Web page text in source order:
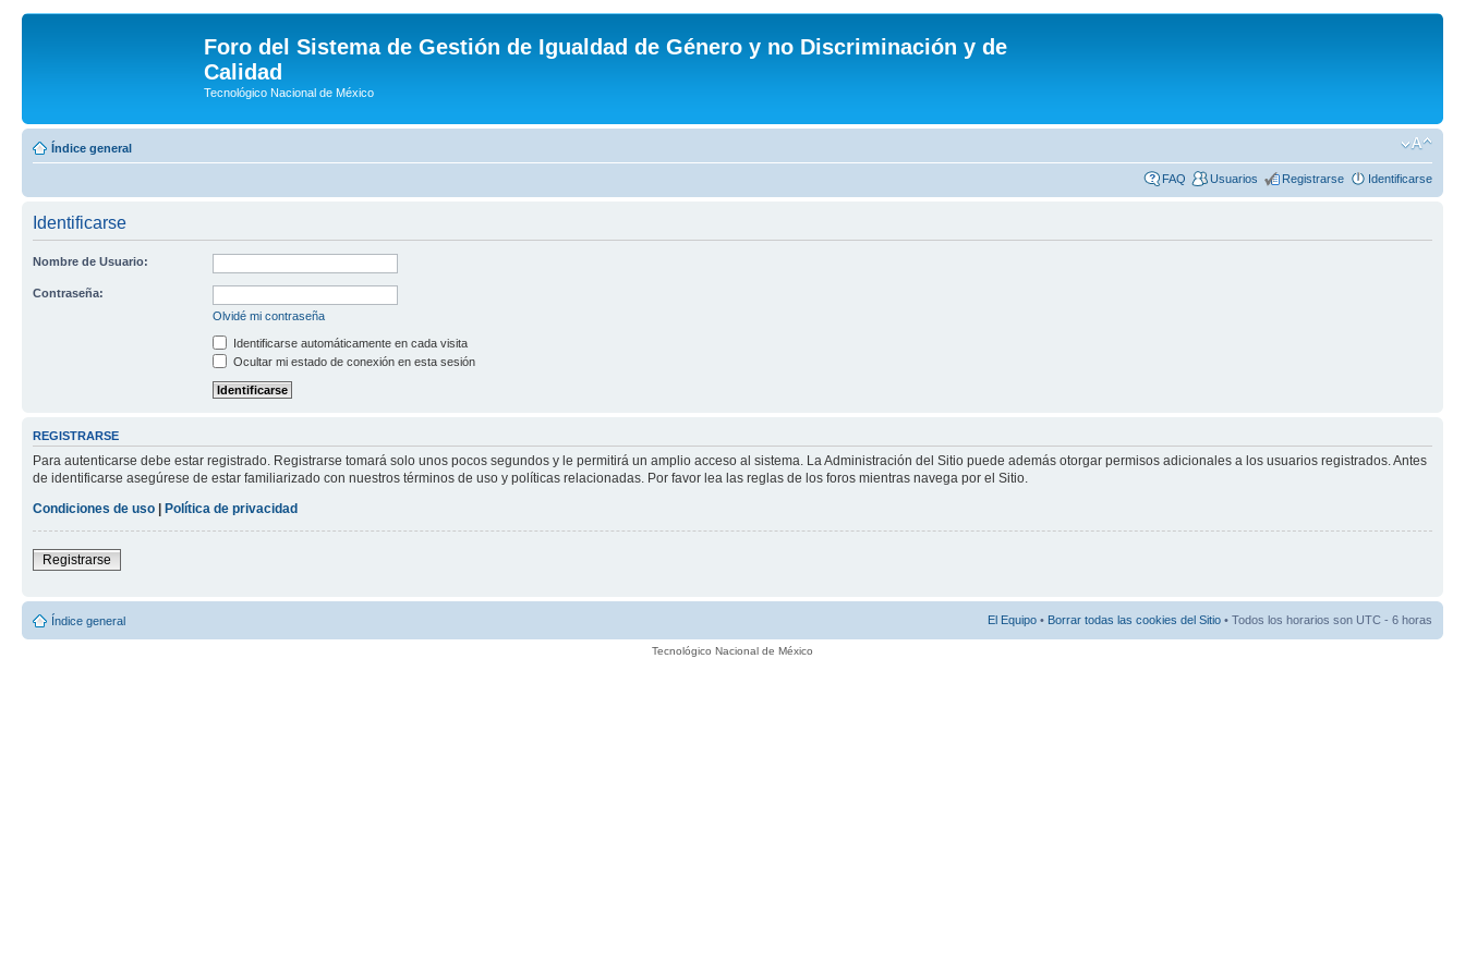
Foro del Sistema de Gestión de Igualdad de Género y no Discriminación y de
Calidad
Tecnológico Nacional de México
Índice general
FAQ Usuarios Registrarse Identificarse
Identificarse
Nombre de Usuario:
Contraseña:
Olvidé mi contraseña
Identificarse automáticamente en cada visita
Ocultar mi estado de conexión en esta sesión
REGISTRARSE
Para autenticarse debe estar registrado. Registrarse tomará solo unos pocos segundos y le permitirá un amplio acceso al sistema. La Administración del Sitio puede además otorgar permisos adicionales a los usuarios registrados. Antes
de identificarse asegúrese de estar familiarizado con nuestros términos de uso y políticas relacionadas. Por favor lea las reglas de los foros mientras navega por el Sitio.
Condiciones de uso
Política de privacidad
Registrarse
Índice general El Equipo • Borrar todas las cookies del Sitio • Todos los horarios son UTC - 6 horas
Tecnológico Nacional de México